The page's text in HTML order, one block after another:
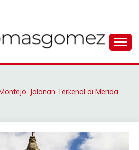
Jalanan Terkenal di Merida